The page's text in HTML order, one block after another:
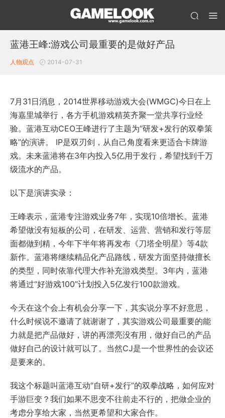
蓝港王峰:游戏公司最重要的是做好产品
人物观点 2014-07-31
7月31日消息，2014世界移动游戏大会(WMGC)今日在上
海嘉里城举行，各方手机游戏精英齐聚一堂共享行业经
验。蓝港互动CEO王峰进行了主题为“研发+发行的双拳策
略”的演讲。 IP是双刃剑，从自己角度看来更适合卡牌游
戏。未来蓝港将在3年内投入5亿用于发行，希望找到千万
级流水的产品。
以下是演讲实录：
王峰表示，蓝港专注游戏业务7年，实现10倍增长。蓝港
希望做没有短板的公司，在研发、运营、营销和发行等层
面都做到精，今年下半年将再发布《刀塔全明星》等4款
新作。蓝港将继续精品化产品路线，研发方面坚持做擅长
的类型，同时依靠代理大作补充游戏类型。3年内，蓝港
将通过“好游戏100”计划投入5亿发行100款游戏。
今天在这个会上有机会分享一下，其实说分享不好意思，
什么时候说不邀请了就谢谢了，其实游戏公司最重要的能
力就是把产品做好，讲的再漂亮没有用，做好自己的产品
做好自己的设计就可以了。当然CJ是一个世界性的会议还
是要来的。
我这个标题叫蓝港互动“自研+发行”的双拳战略，如何应对
手游巨变？我们如果不思变不往前走不行的，把做企业的
考虑分享给大家，当然更希望和大家合作。